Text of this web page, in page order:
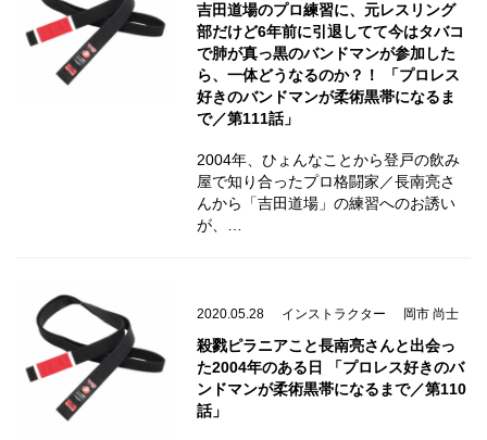
吉田道場のプロ練習に、元レスリング
部だけど6年前に引退してて今はタバコ
で肺が真っ黒のバンドマンが参加した
ら、一体どうなるのか？！ 「プロレス
好きのバンドマンが柔術黒帯になるま
で／第111話」
2004年、ひょんなことから登戸の飲み
屋で知り合ったプロ格闘家／長南亮さ
んから「吉田道場」の練習へのお誘い
が、…
2020.05.28 インストラクター 岡市 尚士
殺戮ピラニアこと長南亮さんと出会っ
た2004年のある日 「プロレス好きのバ
ンドマンが柔術黒帯になるまで／第110
話」